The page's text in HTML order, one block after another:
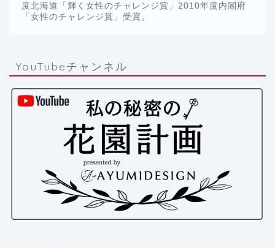
度北海道「輝く女性のチャレンジ賞」2010年度内閣府
「女性のチャレンジ賞」受賞。
YouTubeチャンネル